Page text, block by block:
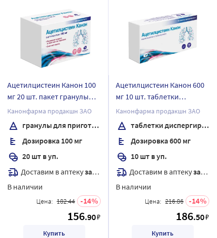
Ацетилцистеин Канон 100
мг 20 шт. пакет гранулы
для приготовления
раствора для приема
внутрь
Канонфарма продакшн ЗАО
гранулы для приготовления раствора
Дозировка 100 мг
20 шт в уп.
Доставим в аптекузавтра
В наличии
Цена: 182.44 14
156.90₽
Купить
Ацетилцистеин Канон 600
мг 10 шт. таблетки
диспергируемые
Канонфарма продакшн ЗАО
таблетки диспергируемые
Дозировка 600 мг
10 шт в уп.
Доставим в аптекузавтра
В наличии
Цена: 216.86 14
186.50₽
Купить